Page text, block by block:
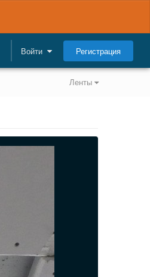
Войти Регистрация
Ленты